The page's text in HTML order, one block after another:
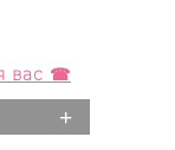
вас ☎
+